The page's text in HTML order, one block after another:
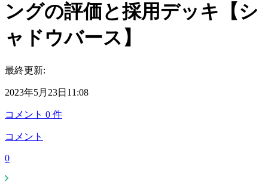
ングの評価と採用デッキ【シ
ャドウバース】
最終更新:
2023年5月23日11:08
コメント 0 件
コメント
0